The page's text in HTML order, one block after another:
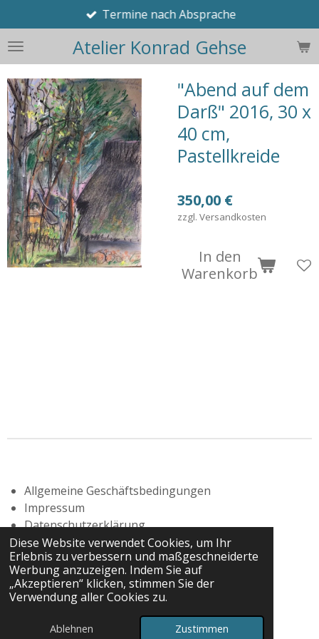
Diese Website verwendet Cookies, um Ihr
Erlebnis zu verbessern und maßgeschneiderte
Werbung anzuzeigen. Indem Sie auf
„Akzeptieren“ klicken, stimmen Sie der
Verwendung aller Cookies zu.
Ablehnen Zustimmen
Hauptinhalt
springen
Atelier Konrad Gehse
Termine nach Absprache
"Abend auf dem
Darß" 2016, 30 x
40 cm,
Pastellkreide
350,00 €
zzgl. Versandkosten
In den
Warenkorb
Allgemeine Geschäftsbedingungen
Impressum
Datenschutzerklärung
Widerrufsbelehrung
© 2025 - 2026 Atelier Konrad Gehse
Mit Unterstützung von Webador